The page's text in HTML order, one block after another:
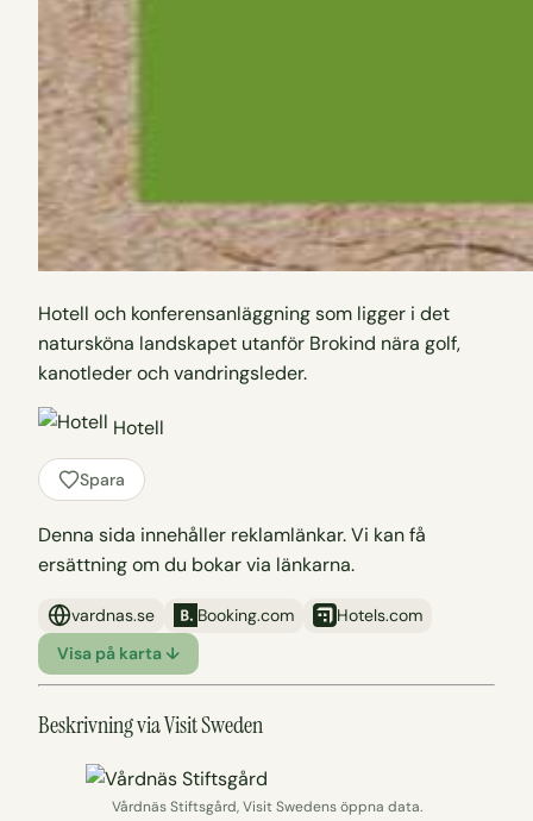
Hotell och konferensanläggning som ligger i det
natursköna landskapet utanför Brokind nära golf,
kanotleder och vandringsleder.
Hotell
Spara
Denna sida innehåller reklamlänkar. Vi kan få
ersättning om du bokar via länkarna.
vardnas.se Booking.com
Hotels.com
Visa på karta ↓
Beskrivning via Visit Sweden
Vårdnäs Stiftsgård, Visit Swedens öppna data.